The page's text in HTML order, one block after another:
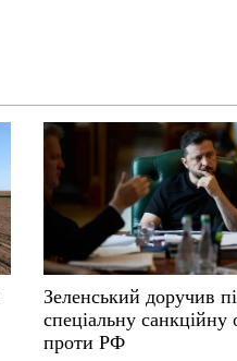
Зеленський доручив
спеціальну санкційну
проти РФ